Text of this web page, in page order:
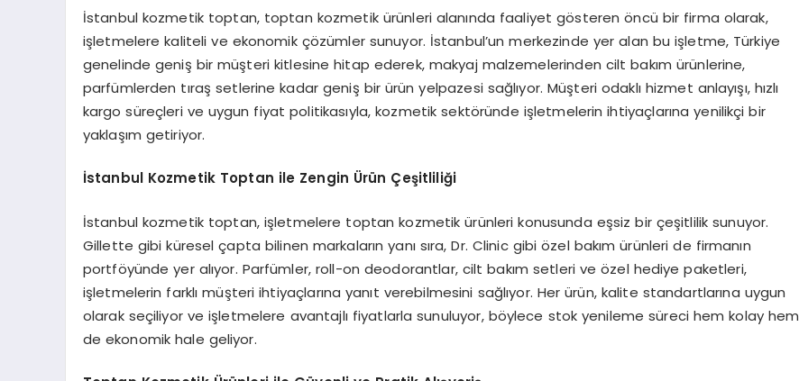
İstanbul kozmetik toptan, toptan kozmetik ürünleri alanında faaliyet gösteren öncü bir firma olarak,
işletmelere kaliteli ve ekonomik çözümler sunuyor. İstanbul’un merkezinde yer alan bu işletme, Türkiye
genelinde geniş bir müşteri kitlesine hitap ederek, makyaj malzemelerinden cilt bakım ürünlerine,
parfümlerden tıraş setlerine kadar geniş bir ürün yelpazesi sağlıyor. Müşteri odaklı hizmet anlayışı, hızlı
kargo süreçleri ve uygun fiyat politikasıyla, kozmetik sektöründe işletmelerin ihtiyaçlarına yenilikçi bir
yaklaşım getiriyor.
İstanbul Kozmetik Toptan ile Zengin Ürün Çeşitliliği
İstanbul kozmetik toptan, işletmelere toptan kozmetik ürünleri konusunda eşsiz bir çeşitlilik sunuyor.
Gillette gibi küresel çapta bilinen markaların yanı sıra, Dr. Clinic gibi özel bakım ürünleri de firmanın
portföyünde yer alıyor. Parfümler, roll-on deodorantlar, cilt bakım setleri ve özel hediye paketleri,
işletmelerin farklı müşteri ihtiyaçlarına yanıt verebilmesini sağlıyor. Her ürün, kalite standartlarına uygun
olarak seçiliyor ve işletmelere avantajlı fiyatlarla sunuluyor, böylece stok yenileme süreci hem kolay hem
de ekonomik hale geliyor.